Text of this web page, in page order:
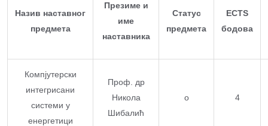
Назив наставног
предмета
Презиме и
име
наставника
Статус
предмета
ECTS
бодова
Компјутерски
интегрисани
системи у
енергетици
Проф. др
Никола
Шибалић
о 4